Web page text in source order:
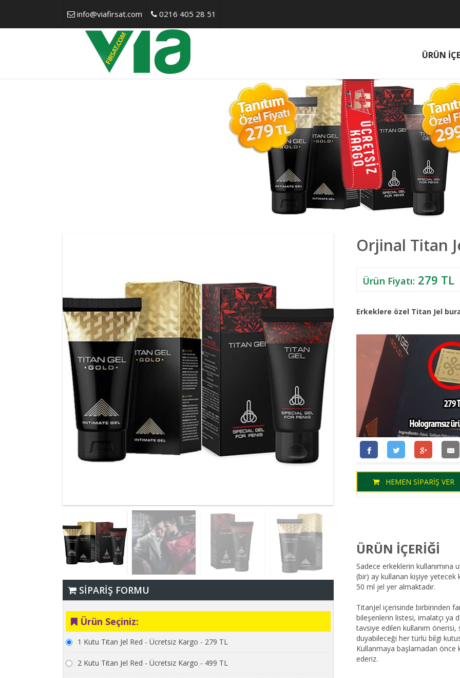
info@viafirsat.com 0216 405 28 51
ÜRÜN
SİPARİŞ FORMU
Ürün Seçiniz:
1 Kutu Titan Jel Red - Ücretsiz Kargo - 279 TL
2 Kutu Titan Jel Red - Ücretsiz Kargo - 499 TL
Orjinal Titan
Ürün Fiyatı:279 TL
Erkeklere özel Titan Jel
HEMEN SİPARİŞ VER
ÜRÜN İÇERİĞİ
Sadece erkeklerin
(bir) ay kullanan kişiye yetecek
50 ml jel yer almaktadır.
TitanJel içerisinde birbirinden
bileşenlerin listesi, imalatçı ya
tavsiye edilen kullanım
duyabileceği her türlü bilgi
Kullanmaya başlamadan önce
ederiz.